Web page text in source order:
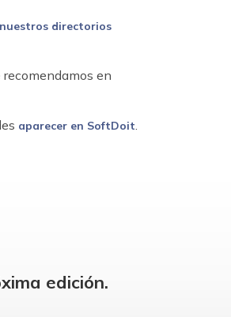
nuestros directorios
recomendamos en
aparecer en SoftDoit.
edición.